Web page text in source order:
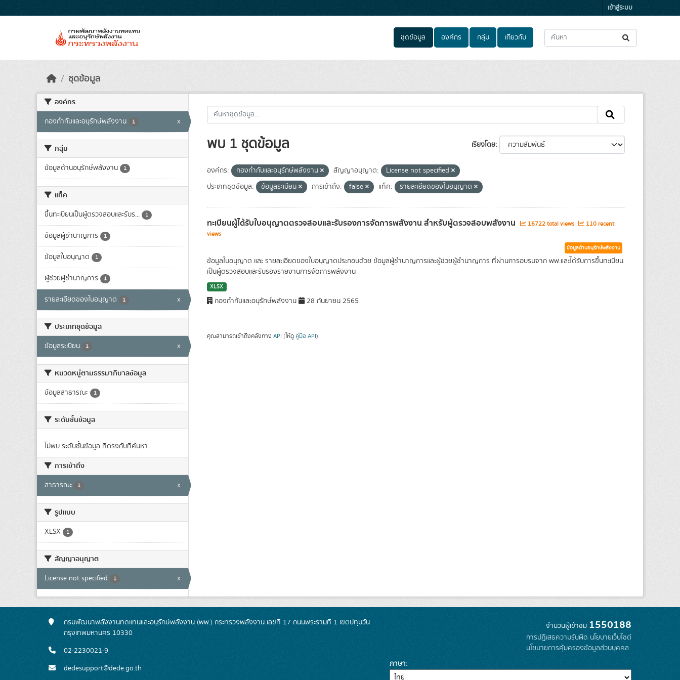
เข้าสู่ระบบ
ชุดข้อมูล องค์กร กลุ่ม เกี่ยวกับ
ชุดข้อมูล
องค์กร
กองกำกับและอนุรักษ์พลังงาน 1 x
กลุ่ม
ข้อมูลด้านอนุรักษ์พลังงาน 1
แท็ค
ขึ้นทะเบียนเป็นผู้ตรวจสอบและรับร... 1
ข้อมูลผู้ชำนาญการ 1
ข้อมูลใบอนุญาต 1
ผู้ช่วยผู้ชำนาญการ 1
รายละเอียดของใบอนุญาต 1 x
ประเภทชุดข้อมูล
ข้อมูลระเบียน 1 x
หมวดหมู่ตามธรรมาภิบาลข้อมูล
ข้อมูลสาธารณะ 1
ระดับชั้นข้อมูล
ไม่พบ ระดับชั้นข้อมูล ที่ตรงกับที่ค้นหา
การเข้าถึง
สาธารณะ 1 x
รูปแบบ
XLSX 1
สัญญาอนุญาต
License not specified 1 x
เรียงโดย
พบ 1 ชุดข้อมูล
องค์กร: กองกำกับและอนุรักษ์พลังงาน สัญญาอนุญาต:
License not specified
ประเภทชุดข้อมูล:
ข้อมูลระเบียน การเข้าถึง: false แท็ค: รายละเอียดของใบอนุญาต
ทะเบียนผู้ได้รับใบอนุญาตตรวจสอบและรับรองการจัดการพลังงาน สำหรับผู้ตรวจสอบพลังงาน 16722 total views
110 recent
views
ข้อมูลด้านอนุรักษ์พลังงาน
ข้อมูลใบอนุญาต และ รายละเอียดของใบอนุญาตประกอบด้วย ข้อมูลผู้ชำนาญการและผู้ช่วยผู้ชำนาญการ ที่ผ่านการอบรมจาก พพ.และได้รับการขึ้นทะเบียน
เป็นผู้ตรวจสอบและรับรองรายงานการจัดการพลังงาน
XLSX
กองกำกับและอนุรักษ์พลังงาน 28 กันยายน 2565
คุณสามารถเข้าถึงคลังทาง API (ให้ดู คู่มือ API).
กรมพัฒนาพลังงานทดแทนและอนุรักษ์พลังงาน (พพ.) กระทรวงพลังงาน เลขที่ 17 ถนนพระรามที่ 1 เขตปทุมวัน
กรุงเทพมหานคร 10330
02-2230021-9
dedesupport@dede.go.th
จำนวนผู้เข้าชม 1550188
การปฏิเสธความรับผิด นโยบายเว็บไซต์
นโยบายการคุ้มครองข้อมูลส่วนบุคคล
ภาษา